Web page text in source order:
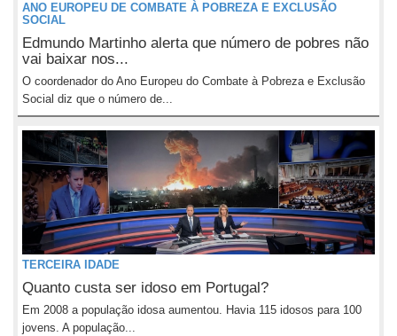
ANO EUROPEU DE COMBATE À POBREZA E EXCLUSÃO
SOCIAL
Edmundo Martinho alerta que número de pobres não
vai baixar nos...
O coordenador do Ano Europeu do Combate à Pobreza e Exclusão
Social diz que o número de...
TERCEIRA IDADE
Quanto custa ser idoso em Portugal?
Em 2008 a população idosa aumentou. Havia 115 idosos para 100
jovens. A população...